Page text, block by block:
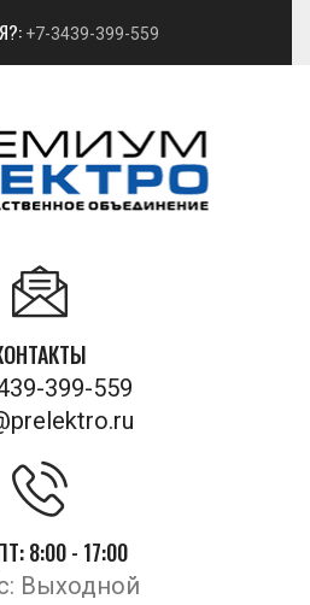
+7-3439-399-559
399-559
8:00 - 17:00
Выходной